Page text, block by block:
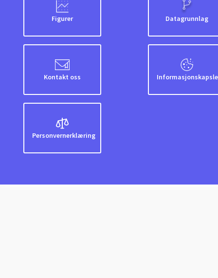
Figurer Datagrunnlag
Kontakt oss
Personvernerklæring